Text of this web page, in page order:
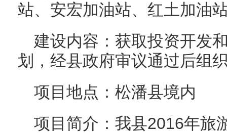
站、安宏加油站、红土加油
建设内容：获取投资开发
划，经县政府审议通过后组
项目地点：松潘县境内
项目简介：我县2016年旅